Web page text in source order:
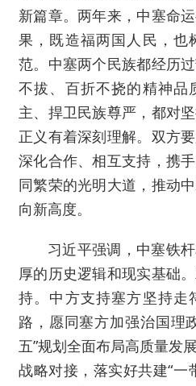
新篇章。两年来，中塞命
果，既造福两国人民，也
范。中塞两个民族都经历
不拔、百折不挠的精神品
主、捍卫民族尊严，都对
正义有着深刻理解。双方
深化合作、相互支持，携
同繁荣的光明大道，推动
向新高度。
习近平强调，中塞铁
厚的历史逻辑和现实基础
持。中方支持塞方坚持走
路，愿同塞方加强治国理
五”规划全面布局高质量发
战略对接，落实好共建“一